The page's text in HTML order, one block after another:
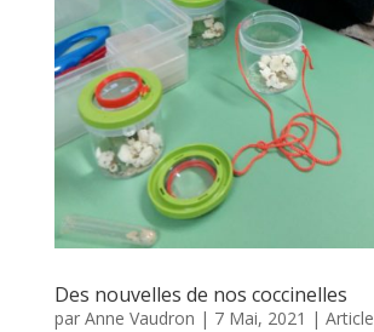
Des nouvelles de nos coccinelles
par Anne Vaudron | 7 Mai, 2021 | Article